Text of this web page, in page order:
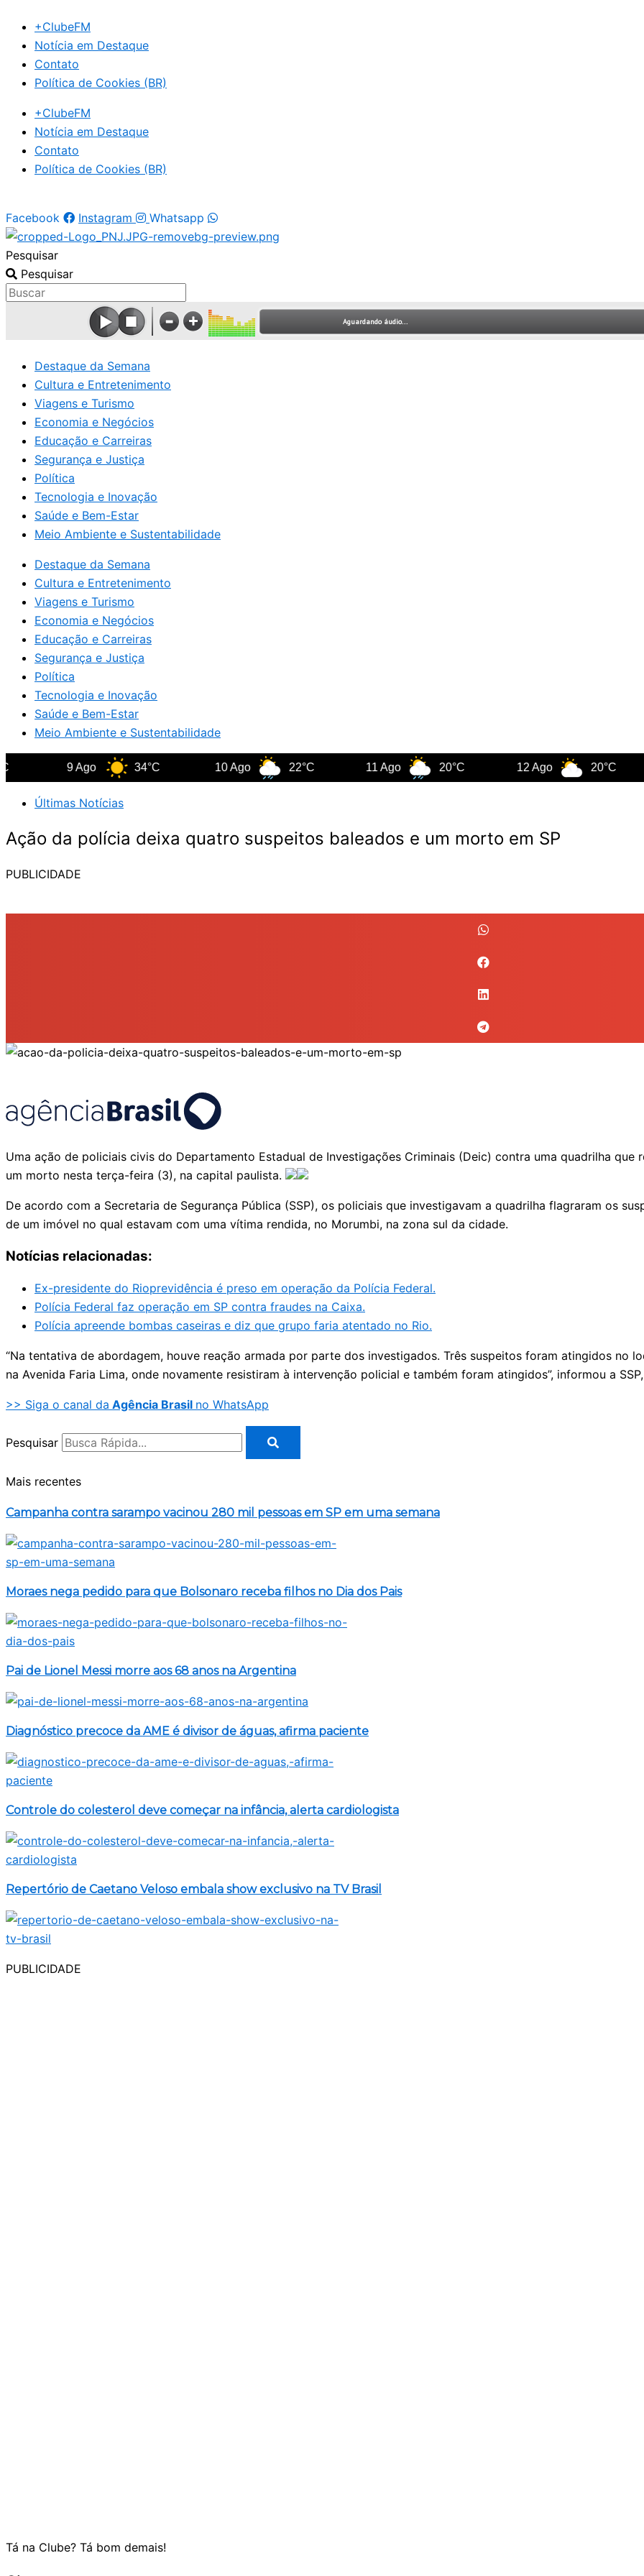
para
conteúdo
+ClubeFM
Notícia em Destaque
Contato
Política de Cookies (BR)
+ClubeFM
Notícia em Destaque
Contato
Política de Cookies (BR)
Facebook Instagram Whatsapp
Pesquisar
Pesquisar
Destaque da Semana
Cultura e Entretenimento
Viagens e Turismo
Economia e Negócios
Educação e Carreiras
Segurança e Justiça
Política
Tecnologia e Inovação
Saúde e Bem-Estar
Meio Ambiente e Sustentabilidade
Destaque da Semana
Cultura e Entretenimento
Viagens e Turismo
Economia e Negócios
Educação e Carreiras
Segurança e Justiça
Política
Tecnologia e Inovação
Saúde e Bem-Estar
Meio Ambiente e Sustentabilidade
34°C 10 Ago 22°C 11 Ago 20°C 12 Ago 20°C
Últimas Notícias
Ação da polícia deixa quatro suspeitos baleados e um morto em SP
PUBLICIDADE
Uma ação de policiais civis do Departamento Estadual de Investigações Criminais (Deic) contra uma quadrilha
um morto nesta terça-feira (3), na capital paulista.
De acordo com a Secretaria de Segurança Pública (SSP), os policiais que investigavam a quadrilha flagraram os
de um imóvel no qual estavam com uma vítima rendida, no Morumbi, na zona sul da cidade.
Notícias relacionadas:
Ex-presidente do Rioprevidência é preso em operação da Polícia Federal.
Polícia Federal faz operação em SP contra fraudes na Caixa.
Polícia apreende bombas caseiras e diz que grupo faria atentado no Rio.
“Na tentativa de abordagem, houve reação armada por parte dos investigados. Três suspeitos foram atingidos no
na Avenida Faria Lima, onde novamente resistiram à intervenção policial e também foram atingidos”, informou a
>> Siga o canal da Agência Brasil no WhatsApp
Pesquisar
Mais recentes
Campanha contra sarampo vacinou 280 mil pessoas em SP em uma semana
Moraes nega pedido para que Bolsonaro receba filhos no Dia dos Pais
Pai de Lionel Messi morre aos 68 anos na Argentina
Diagnóstico precoce da AME é divisor de águas, afirma paciente
Controle do colesterol deve começar na infância, alerta cardiologista
Repertório de Caetano Veloso embala show exclusivo na TV Brasil
PUBLICIDADE
Tá na Clube? Tá bom demais!